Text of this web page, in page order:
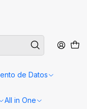
de Datos
All in One